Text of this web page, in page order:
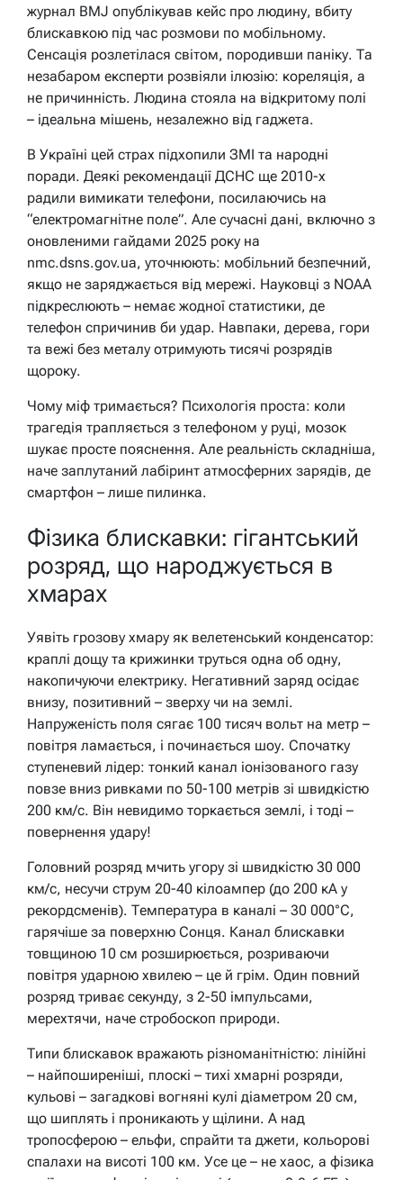
журнал BMJ опублікував кейс про людину, вбиту
блискавкою під час розмови по мобільному.
Сенсація розлетілася світом, породивши паніку. Та
незабаром експерти розвіяли ілюзію: кореляція, а
не причинність. Людина стояла на відкритому полі
– ідеальна мішень, незалежно від гаджета.
В Україні цей страх підхопили ЗМІ та народні
поради. Деякі рекомендації ДСНС ще 2010-х
радили вимикати телефони, посилаючись на
“електромагнітне поле”. Але сучасні дані, включно з
оновленими гайдами 2025 року на
nmc.dsns.gov.ua, уточнюють: мобільний безпечний,
якщо не заряджається від мережі. Науковці з NOAA
підкреслюють – немає жодної статистики, де
телефон спричинив би удар. Навпаки, дерева, гори
та вежі без металу отримують тисячі розрядів
щороку.
Чому міф тримається? Психологія проста: коли
трагедія трапляється з телефоном у руці, мозок
шукає просте пояснення. Але реальність складніша,
наче заплутаний лабіринт атмосферних зарядів, де
смартфон – лише пилинка.
Фізика блискавки: гігантський
розряд, що народжується в
хмарах
Уявіть грозову хмару як велетенський конденсатор:
краплі дощу та крижинки труться одна об одну,
накопичуючи електрику. Негативний заряд осідає
внизу, позитивний – зверху чи на землі.
Напруженість поля сягає 100 тисяч вольт на метр –
повітря ламається, і починається шоу. Спочатку
ступеневий лідер: тонкий канал іонізованого газу
повзе вниз ривками по 50-100 метрів зі швидкістю
200 км/с. Він невидимо торкається землі, і тоді –
повернення удару!
Головний розряд мчить угору зі швидкістю 30 000
км/с, несучи струм 20-40 кілоампер (до 200 кА у
рекордсменів). Температура в каналі – 30 000°C,
гарячіше за поверхню Сонця. Канал блискавки
товщиною 10 см розширюється, розриваючи
повітря ударною хвилею – це й грім. Один повний
розряд триває секунду, з 2-50 імпульсами,
мерехтячи, наче стробоскоп природи.
Типи блискавок вражають різноманітністю: лінійні
– найпоширеніші, плоскі – тихі хмарні розряди,
кульові – загадкові вогняні кулі діаметром 20 см,
що шиплять і проникають у щілини. А над
тропосферою – ельфи, спрайти та джети, кольорові
спалахи на висоті 100 км. Усе це – не хаос, а фізика